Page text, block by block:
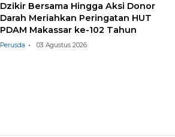
Dzikir Bersama Hingga Aksi Donor
Darah Meriahkan Peringatan HUT
PDAM Makassar ke-102 Tahun
Perusda 03 Agustus 2026